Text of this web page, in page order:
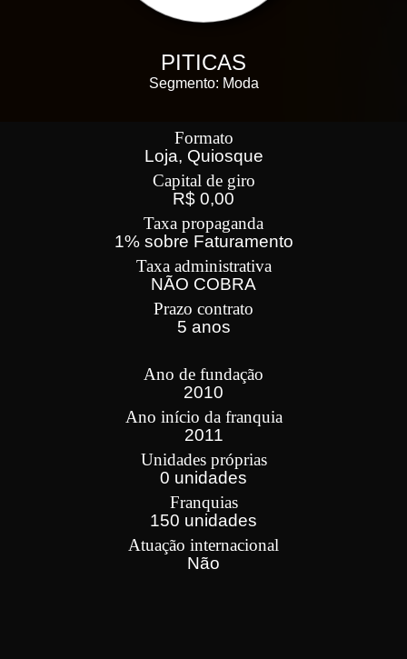
PITICAS
Segmento: Moda
Formato
Loja, Quiosque
Capital de giro
R$ 0,00
Taxa propaganda
1% sobre Faturamento
Taxa administrativa
NÃO COBRA
Prazo contrato
5 anos
Ano de fundação
2010
Ano início da franquia
2011
Unidades próprias
0 unidades
Franquias
150 unidades
Atuação internacional
Não